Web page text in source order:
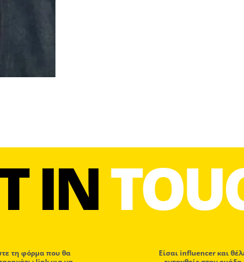
IN
τη φόρμα που θα
Eίσαι influencer και